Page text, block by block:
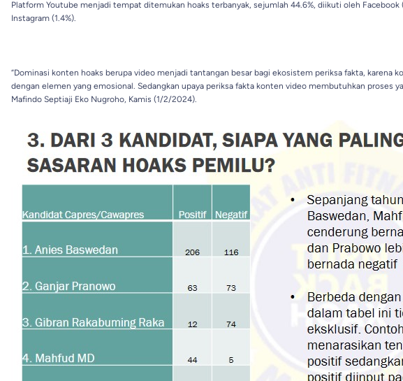
Platform Youtube menjadi tempat ditemukan hoaks terbanyak, sejumlah 44.6%, diikuti oleh Facebook
Instagram (1.4%).
“Dominasi konten hoaks berupa video menjadi tantangan besar bagi ekosistem periksa fakta, karena
dengan elemen yang emosional. Sedangkan upaya periksa fakta konten video membutuhkan proses
Mafindo Septiaji Eko Nugroho, Kamis (1/2/2024).